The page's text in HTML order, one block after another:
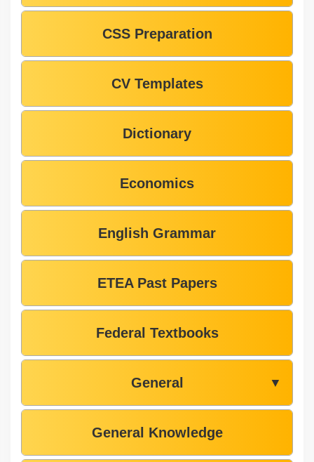
CSS Preparation
CV Templates
Dictionary
Economics
English Grammar
ETEA Past Papers
Federal Textbooks
General ▼
General Knowledge